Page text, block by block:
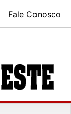
Fale Conosco